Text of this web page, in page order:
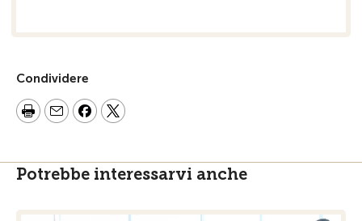
Condividere
Potrebbe interessarvi anche